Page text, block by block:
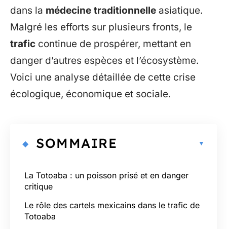
dans la médecine traditionnelle asiatique.
Malgré les efforts sur plusieurs fronts, le
trafic continue de prospérer, mettant en
danger d’autres espèces et l’écosystème.
Voici une analyse détaillée de cette crise
écologique, économique et sociale.
SOMMAIRE
La Totoaba : un poisson prisé et en danger
critique
Le rôle des cartels mexicains dans le trafic de
Totoaba